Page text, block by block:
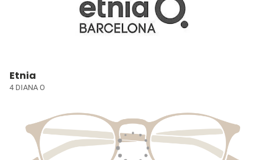
Etnia
4 DIANA O